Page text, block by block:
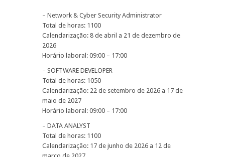
– Network & Cyber Security Administrator
Total de horas: 1100
Calendarização: 8 de abril a 21 de dezembro de
2026
Horário laboral: 09:00 – 17:00
– SOFTWARE DEVELOPER
Total de horas: 1050
Calendarização: 22 de setembro de 2026 a 17 de
maio de 2027
Horário laboral: 09:00 – 17:00
– DATA ANALYST
Total de horas: 1100
Calendarização: 17 de junho de 2026 a 12 de